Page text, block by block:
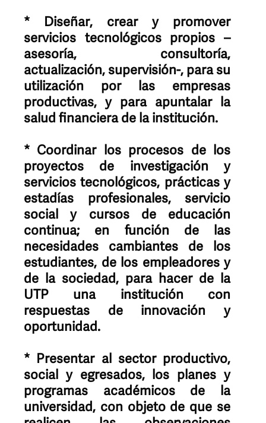
* Diseñar, crear y promover
servicios tecnológicos propios –
asesoría, consultoría,
actualización, supervisión-, para su
utilización por las empresas
productivas, y para apuntalar la
salud financiera de la institución.
* Coordinar los procesos de los
proyectos de investigación y
servicios tecnológicos, prácticas y
estadías profesionales, servicio
social y cursos de educación
continua; en función de las
necesidades cambiantes de los
estudiantes, de los empleadores y
de la sociedad, para hacer de la
UTP una institución con
respuestas de innovación y
oportunidad.
* Presentar al sector productivo,
social y egresados, los planes y
programas académicos de la
universidad, con objeto de que se